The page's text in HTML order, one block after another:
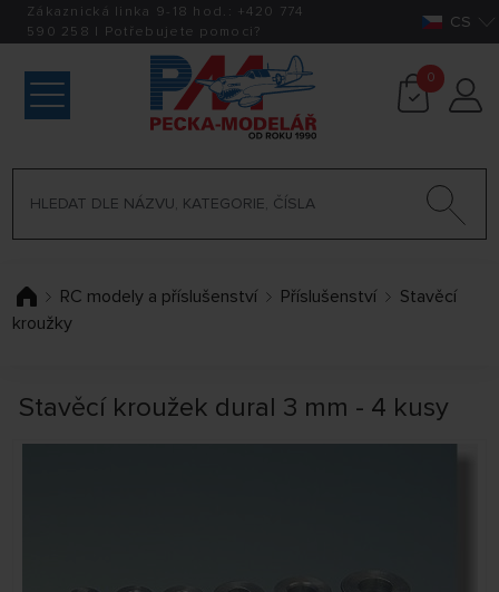
Zákaznická linka 9-18 hod.: +420 774
590 258 | Potřebujete pomoci? CS
0
RC modely a příslušenství Příslušenství
Stavěcí
kroužky
Stavěcí kroužek dural 3 mm - 4 kusy